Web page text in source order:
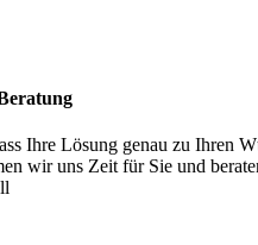
Ihre Lösung genau zu Ihren
wir uns Zeit für Sie und